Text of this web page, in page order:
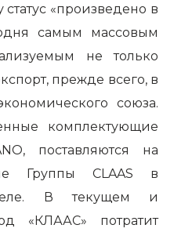
«произведено в
самым массовым
не только
прежде всего, в
союза.
комплектующие
поставляются на
Группы CLAAS в
В текущем и
«КЛААС» потратит